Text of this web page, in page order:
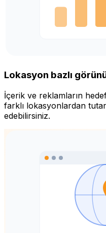
Lokasyon bazlı
İçerik ve reklamların
farklı lokasyonlardan
edebilirsiniz.